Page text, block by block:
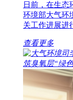
日前，在生态
环境部大气环
关工作进展进
查看更多